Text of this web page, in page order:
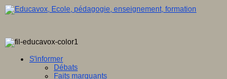
S'informer
Débats
Faits marquants